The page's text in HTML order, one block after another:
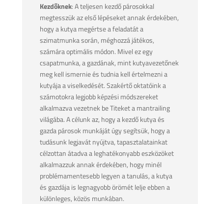
Kezdőknek: A teljesen kezdő párosokkal
megtesszük az első lépéseket annak érdekében,
hogy a kutya megértse a feladatát a
szimatmunka során, méghozzá játékos,
számára optimális módon. Mivel ez egy
csapatmunka, a gazdának, mint kutyavezetőnek
meg kell ismernie és tudnia kell értelmezni a
kutyája a viselkedését. Szakértő oktatóink a
számotokra legjobb képzési módszereket
alkalmazva vezetnek be Titeket a mantrailing
világába. A célunk az, hogy a kezdő kutya és
gazda párosok munkáját úgy segítsük, hogy a
tudásunk legjavát nyújtva, tapasztalatainkat
célzottan átadva a leghatékonyabb eszközöket
alkalmazzuk annak érdekében, hogy minél
problémamentesebb legyen a tanulás, a kutya
és gazdája is legnagyobb örömét lelje ebben a
különleges, közös munkában.